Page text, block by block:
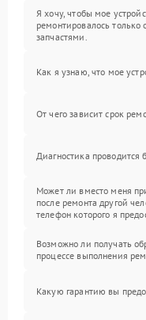
Я хочу, чтобы мое
ремонтировалось
запчастями.
Как я узнаю, что мое
От чего зависит срок
Диагностика проводится
Может ли вместо меня
после ремонта другой
телефон которого я
Возможно ли получать
процессе выполнения
Какую гарантию вы